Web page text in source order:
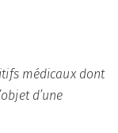
médicaux dont
d’une